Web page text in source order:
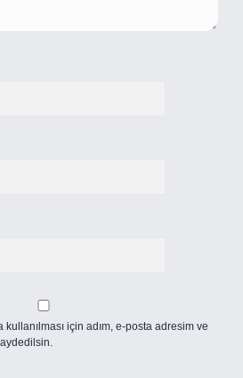
için adım, e-posta adresim ve